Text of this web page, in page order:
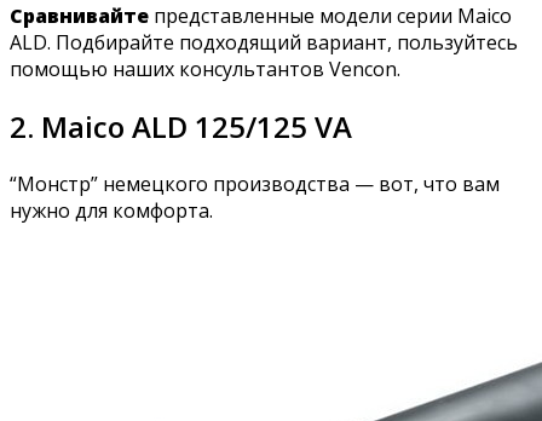
Сравнивайте представленные модели серии Maico
ALD. Подбирайте подходящий вариант, пользуйтесь
помощью наших консультантов Vencon.
2. Maico ALD 125/125 VA
“Монстр” немецкого производства — вот, что вам
нужно для комфорта.